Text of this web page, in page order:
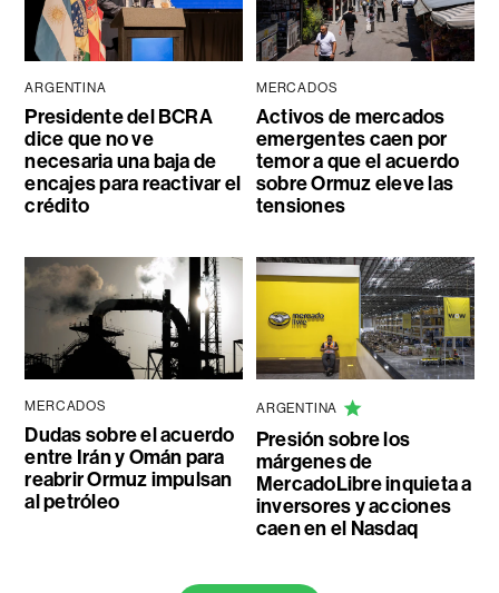
ARGENTINA
Presidente del BCRA
dice que no ve
necesaria una baja de
encajes para reactivar el
crédito
MERCADOS
Activos de mercados
emergentes caen por
temor a que el acuerdo
sobre Ormuz eleve las
tensiones
MERCADOS
Dudas sobre el acuerdo
entre Irán y Omán para
reabrir Ormuz impulsan
al petróleo
ARGENTINA
Presión sobre los
márgenes de
MercadoLibre inquieta a
inversores y acciones
caen en el Nasdaq